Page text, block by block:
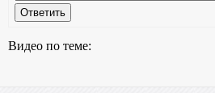
Видео по теме: